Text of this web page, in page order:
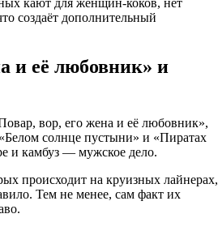
создаёт дополнительный
и её любовник» и
вор, его жена и её любовник»,
солнце пустыни» и «Пиратах
и камбуз — мужское дело.
происходит на круизных лайнерах,
Тем не менее, сам факт их